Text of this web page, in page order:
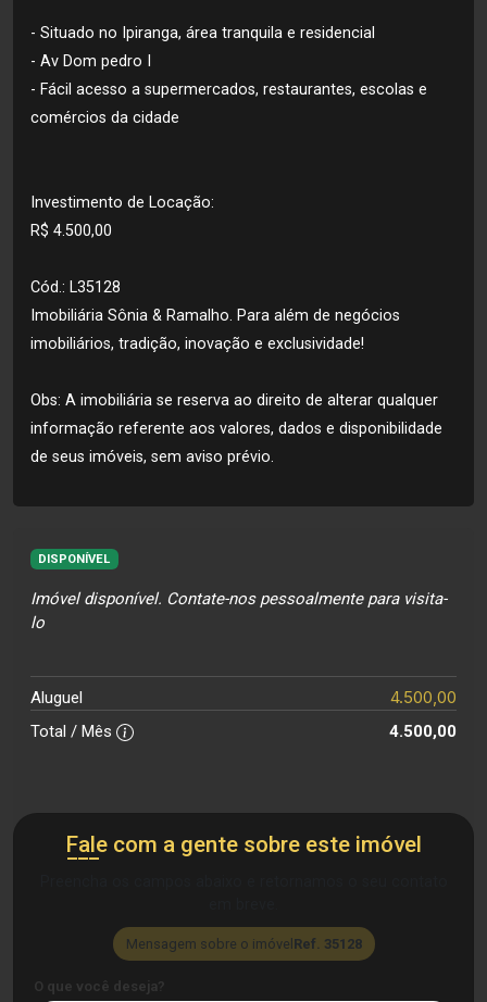
- Situado no Ipiranga, área tranquila e residencial
- Av Dom pedro I
- Fácil acesso a supermercados, restaurantes, escolas e
comércios da cidade
Investimento de Locação:
R$ 4.500,00
Cód.: L35128
Imobiliária Sônia & Ramalho. Para além de negócios
imobiliários, tradição, inovação e exclusividade!
Obs: A imobiliária se reserva ao direito de alterar qualquer
informação referente aos valores, dados e disponibilidade
de seus imóveis, sem aviso prévio.
DISPONÍVEL
Imóvel disponível. Contate-nos pessoalmente para visita-
lo
Aluguel 4.500,00
Total / Mês 4.500,00
Fale com a gente sobre este imóvel
Mensagem sobre o imóvel Ref. 35128
O que você deseja?